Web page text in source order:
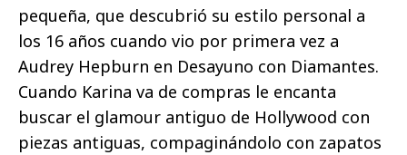
pequeña, que descubrió su estilo personal a
los 16 años cuando vio por primera vez a
Audrey Hepburn en Desayuno con Diamantes.
Cuando Karina va de compras le encanta
buscar el glamour antiguo de Hollywood con
piezas antiguas, compaginándolo con zapatos